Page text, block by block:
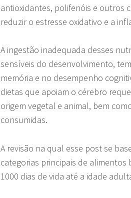
antioxidantes, polifenóis e outros
reduzir o estresse oxidativo e a
A ingestão inadequada desses
sensíveis do desenvolvimento,
memória e no desempenho
dietas que apoiam o cérebro
origem vegetal e animal, bem
consumidas.
A revisão na qual esse post se
categorias principais de
1000 dias de vida até a idade